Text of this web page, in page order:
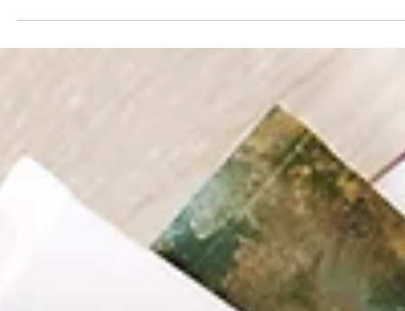
Radar...